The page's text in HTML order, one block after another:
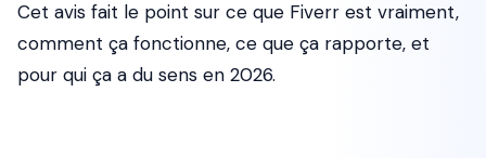
Cet avis fait le point sur ce que Fiverr est vraiment,
comment ça fonctionne, ce que ça rapporte, et
pour qui ça a du sens en 2026.